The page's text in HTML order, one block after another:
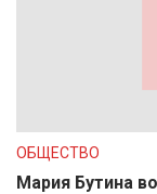
ОБЩЕСТВО
Мария Бутина